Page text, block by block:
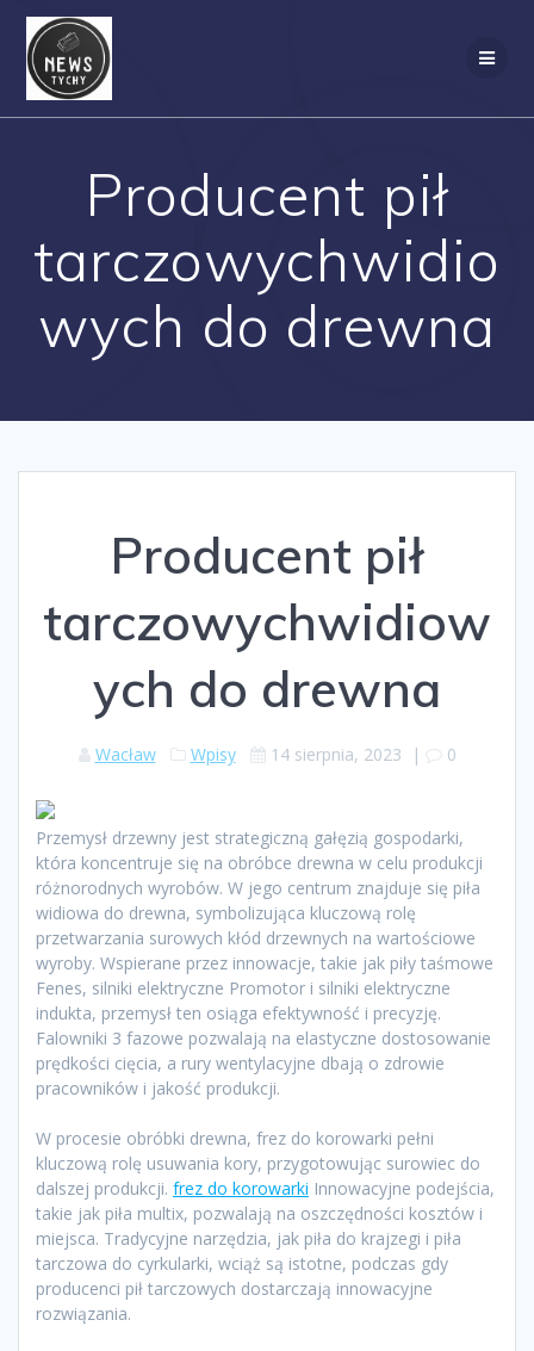
Producent pił
tarczowychwidio
wych do drewna
Producent pił
tarczowychwidiow
ych do drewna
Wacław Wpisy 14 sierpnia, 2023 | 0
Przemysł drzewny jest strategiczną gałęzią gospodarki,
która koncentruje się na obróbce drewna w celu produkcji
różnorodnych wyrobów. W jego centrum znajduje się piła
widiowa do drewna, symbolizująca kluczową rolę
przetwarzania surowych kłód drzewnych na wartościowe
wyroby. Wspierane przez innowacje, takie jak piły taśmowe
Fenes, silniki elektryczne Promotor i silniki elektryczne
indukta, przemysł ten osiąga efektywność i precyzję.
Falowniki 3 fazowe pozwalają na elastyczne dostosowanie
prędkości cięcia, a rury wentylacyjne dbają o zdrowie
pracowników i jakość produkcji.
W procesie obróbki drewna, frez do korowarki pełni
kluczową rolę usuwania kory, przygotowując surowiec do
dalszej produkcji. frez do korowarki Innowacyjne podejścia,
takie jak piła multix, pozwalają na oszczędności kosztów i
miejsca. Tradycyjne narzędzia, jak piła do krajzegi i piła
tarczowa do cyrkularki, wciąż są istotne, podczas gdy
producenci pił tarczowych dostarczają innowacyjne
rozwiązania.